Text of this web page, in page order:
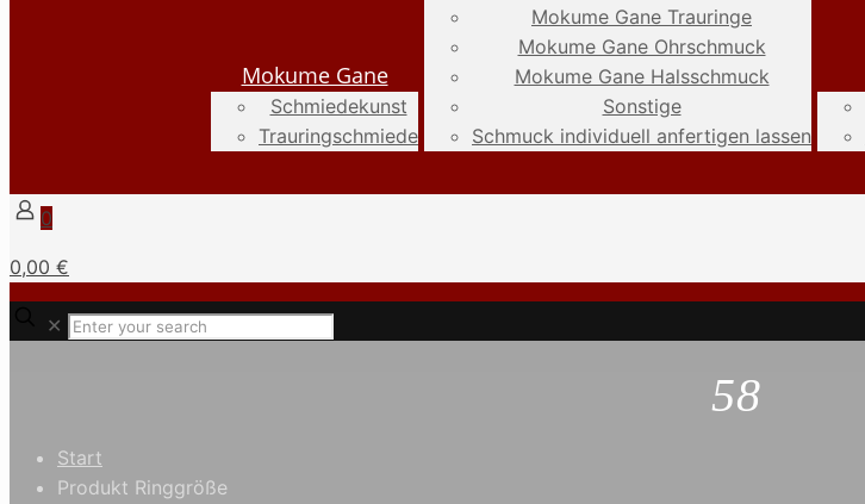
Mokume Gane
Schmiedekunst
Trauringschmiede
Mokume Gane Trauringe
Mokume Gane Ohrschmuck
Mokume Gane Halsschmuck
Sonstige
Schmuck individuell anfertigen lassen
0
0,00 €
✕
58
Start
Produkt Ringgröße